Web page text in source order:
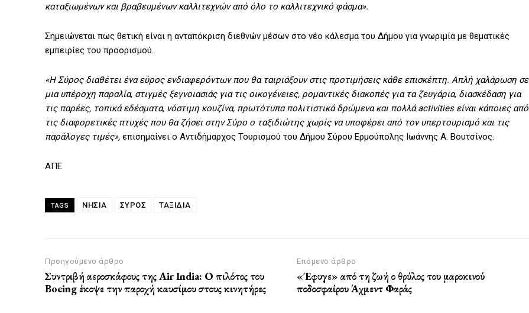
καταξιωμένων και βραβευμένων καλλιτεχνών από όλο το καλλιτεχνικό φάσμα».
Σημειώνεται πως θετική είναι η ανταπόκριση διεθνών μέσων στο νέο κάλεσμα του Δήμου για γνωριμία με θεματικές
εμπειρίες του προορισμού.
«Η Σύρος διαθέτει ένα εύρος ενδιαφερόντων που θα ταιριάξουν στις προτιμήσεις κάθε επισκέπτη. Απλή χαλάρωση σε
μια υπέροχη παραλία, στιγμές ξεγνοιασιάς για τις οικογένειες, ρομαντικές διακοπές για τα ζευγάρια, διασκέδαση για
τις παρέες, τοπικά εδέσματα, νόστιμη κουζίνα, πρωτότυπα πολιτιστικά δρώμενα και πολλά activities είναι κάποιες από
τις διαφορετικές πτυχές που θα ζήσει στην Σύρο ο ταξιδιώτης χωρίς να υποφέρει από τον υπερτουρισμό και τις
παράλογες τιμές», επισημαίνει ο Αντιδήμαρχος Τουρισμού του Δήμου Σύρου Ερμούπολης Ιωάννης Α. Βουτσίνος.
ΑΠΕ
TAGS ΝΗΣΙΑ ΣΎΡΟΣ ΤΑΞΙΔΙΑ
Προηγούμενο άρθρο
Συντριβή αεροσκάφους της Air India: Ο πιλότος του
Boeing έκοψε την παροχή καυσίμου στους κινητήρες
Επόμενο άρθρο
«Έφυγε» από τη ζωή ο θρύλος του μαροκινού
ποδοσφαίρου Άχμεντ Φαράς